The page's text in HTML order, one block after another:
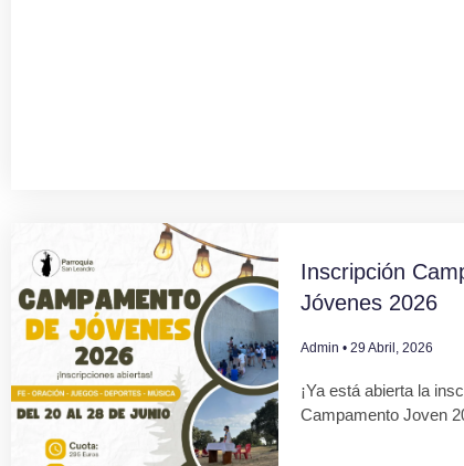
Inscripción
Jóvenes 2026
Admin 29 Abril, 2026
¡Ya está abierta la
Campamento Joven